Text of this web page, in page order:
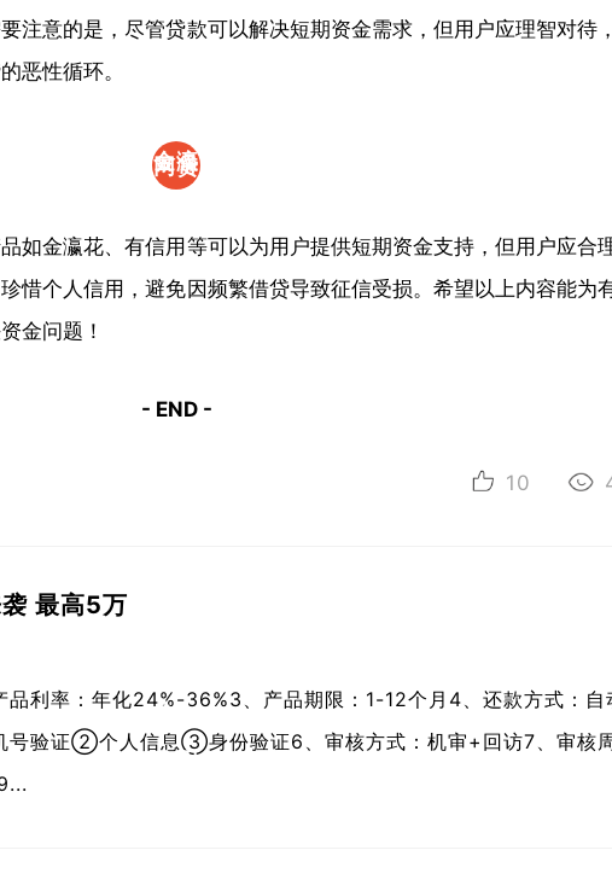
注意
金瀛
信及
注意的是，尽管贷款可以解决短期资金需求，但用户应理智对待
恶性循环。
网贷
度好
子,
个人
信用
如金瀛花、有信用等可以为用户提供短期资金支持，但用户应合
惜个人信用，避免因频繁借贷导致征信受损。希望以上内容能为
金问题！
- END -
10
袭 最高5万
利率：年化24%-36%3、产品期限：1-12个月4、还款方式：自
验证②个人信息③身份验证6、审核方式：机审+回访7、审核周